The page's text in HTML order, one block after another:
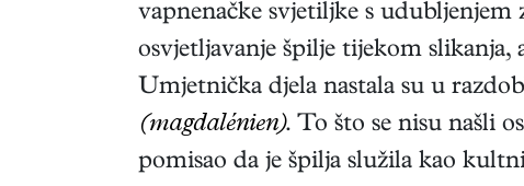
vapnenačke svjetiljke s udubljenjem
osvjetljavanje špilje tijekom slikanja,
Umjetnička djela nastala su u
(magdalénien). To što se nisu našli
pomisao da je špilja služila kao